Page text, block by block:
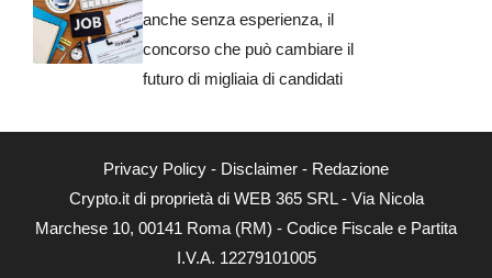
anche senza esperienza, il
concorso che può cambiare il
futuro di migliaia di candidati
Privacy Policy - Disclaimer - Redazione
Crypto.it di proprietà di WEB 365 SRL - Via Nicola
Marchese 10, 00141 Roma (RM) - Codice Fiscale e Partita
I.V.A. 12279101005